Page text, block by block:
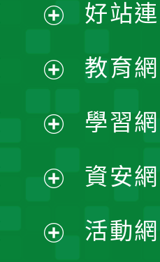
開
選
單
開
選
單
開
選
單
開
選
開
好站
教育
學習
資安
活動